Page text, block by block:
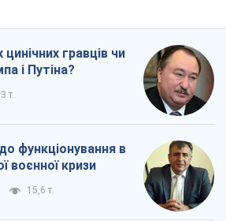
цинічних гравців чи
і Путіна?
т.
функціонування в
воєнної кризи
15,6 т.